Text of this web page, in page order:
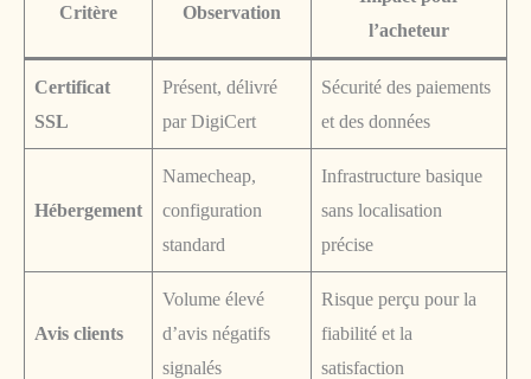
Critère Observation
l’acheteur
Certificat
SSL
Présent, délivré
par DigiCert
Sécurité des paiements
et des données
Hébergement
Namecheap,
configuration
standard
Infrastructure basique
sans localisation
précise
Avis clients
Volume élevé
d’avis négatifs
signalés
Risque perçu pour la
fiabilité et la
satisfaction